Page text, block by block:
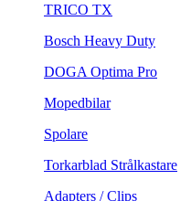
TRICO TX
Bosch Heavy Duty
DOGA Optima Pro
Mopedbilar
Spolare
Torkarblad Strålkastare
Adapters / Clips